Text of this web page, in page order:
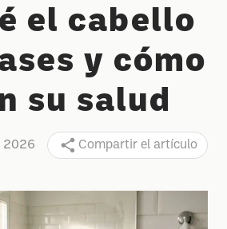
el cabello
y cómo
su salud
2026 Compartir el artículo